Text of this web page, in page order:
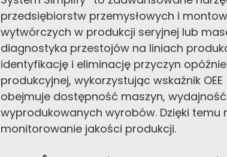
przedsiębiorstw przemysłowych i
wytwórczych w produkcji seryjnej lub
diagnostyka przestojów na liniach
identyfikację i eliminację przyczyn
produkcyjnej, wykorzystując wskaźnik
obejmuje dostępność maszyn,
wyprodukowanych wyrobów. Dzięki
monitorowanie jakości produkcji.